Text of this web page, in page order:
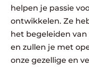
helpen je passie
ontwikkelen. Ze
het begeleiden
en zullen je met
onze gezellige en